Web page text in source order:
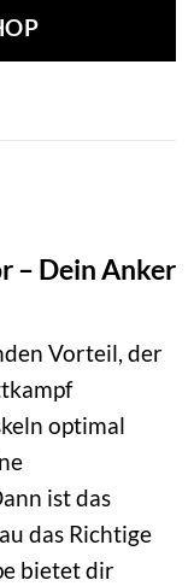
– Dein Anker
Vorteil, der
optimal
ist das
das Richtige
bietet dir